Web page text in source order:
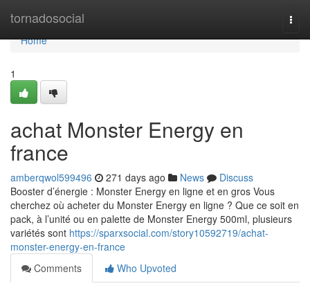
tornadosocial
Home
Home
1
achat Monster Energy en
france
amberqwol599496 271 days ago News
Discuss
Booster d’énergie : Monster Energy en ligne et en gros Vous
cherchez où acheter du Monster Energy en ligne ? Que ce soit en
pack, à l’unité ou en palette de Monster Energy 500ml, plusieurs
variétés sont https://sparxsocial.com/story10592719/achat-
monster-energy-en-france
Comments
Who Upvoted